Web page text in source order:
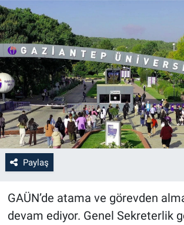
Paylaş
GAÜN’de atama ve görevden
devam ediyor. Genel Sekreterlik